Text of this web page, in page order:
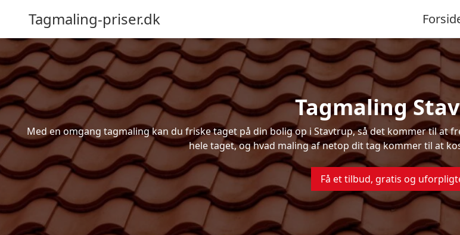
Tagmaling-priser.dk
Tagmaling
Med en omgang tagmaling kan du friske taget på din bolig op i Stavtrup, så det kommer til
hele taget, og hvad maling af netop dit tag kommer til at
Få et tilbud, gratis og